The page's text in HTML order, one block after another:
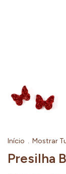
Início . Mostrar
Presilha